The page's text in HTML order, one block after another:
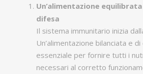
Un’alimentazione
difesa
Il sistema immunitario inizia
Un’alimentazione bilanciata e
essenziale per fornire tutti i
necessari al corretto